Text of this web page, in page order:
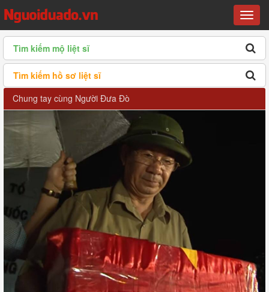
Menu
Tìm kiếm mộ liệt sĩ
Tìm kiếm hồ sơ liệt sĩ
Chung tay cùng Người Đưa Đò